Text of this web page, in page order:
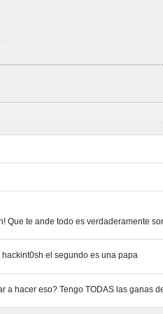
Que te ande todo es verdaderamente
el segundo es una papa
a hacer eso? Tengo TODAS las ganas